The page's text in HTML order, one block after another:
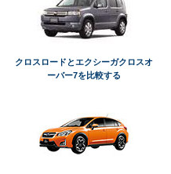
クロスロードとエクシーガクロスオ
ーバー7を比較する